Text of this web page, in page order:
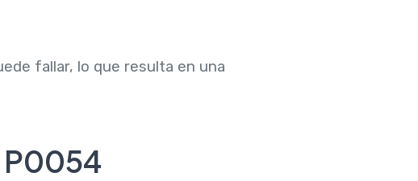
fallar, lo que resulta en una